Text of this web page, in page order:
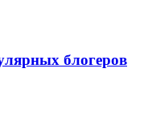
блогеров